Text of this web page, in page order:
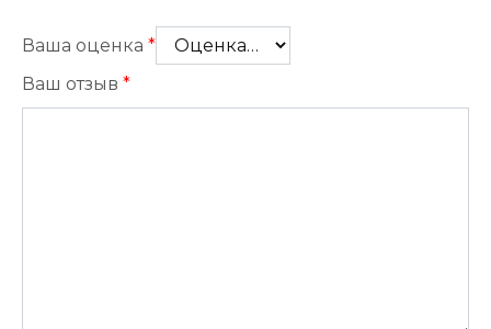
Ваша оценка *
Ваш отзыв *